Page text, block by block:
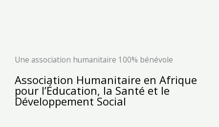
Une association humanitaire 100% bénévole
Association Humanitaire en Afrique
pour l’Éducation, la Santé et le
Développement Social